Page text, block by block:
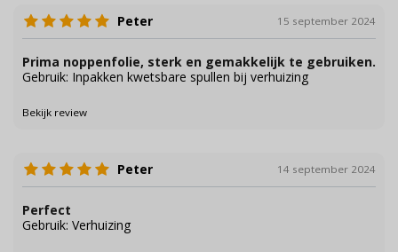
Peter 15 september 2024
Prima noppenfolie, sterk en gemakkelijk te gebruiken.
Gebruik: Inpakken kwetsbare spullen bij verhuizing
Bekijk review
Peter 14 september 2024
Perfect
Gebruik: Verhuizing